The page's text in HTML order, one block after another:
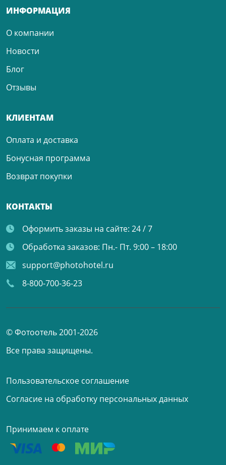
ИНФОРМАЦИЯ
О компании
Новости
Блог
Отзывы
КЛИЕНТАМ
Оплата и доставка
Бонусная программа
Возврат покупки
КОНТАКТЫ
Оформить заказы на сайте: 24 / 7
Обработка заказов: Пн.- Пт. 9:00 – 18:00
support@photohotel.ru
8-800-700-36-23
© Фотоотель 2001-2026
Все права защищены.
Пользовательское соглашение
Согласие на обработку персональных данных
Принимаем к оплате